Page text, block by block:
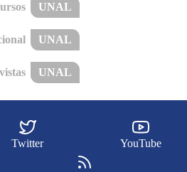
UNAL
UNAL
UNAL
Twitter YouTube